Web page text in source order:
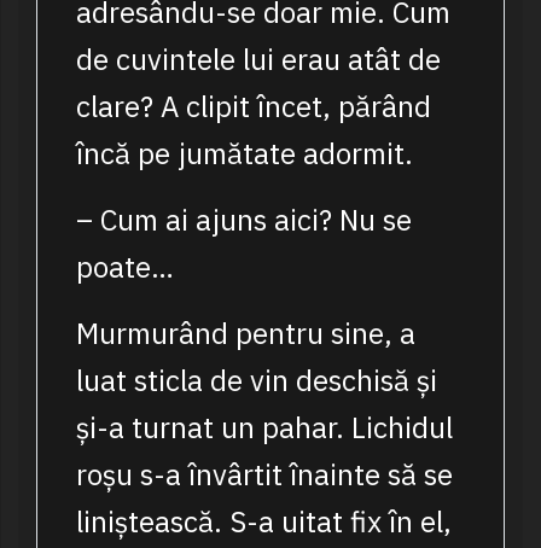
adresându-se doar mie. Cum
de cuvintele lui erau atât de
clare? A clipit încet, părând
încă pe jumătate adormit.
– Cum ai ajuns aici? Nu se
poate…
Murmurând pentru sine, a
luat sticla de vin deschisă și
și-a turnat un pahar. Lichidul
roșu s-a învârtit înainte să se
liniștească. S-a uitat fix în el,